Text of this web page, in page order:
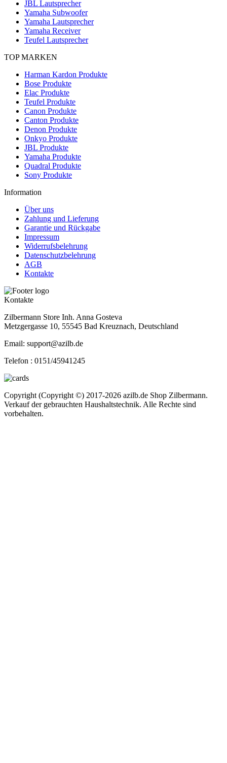
JBL Lautsprecher
Yamaha Subwoofer
Yamaha Lautsprecher
Yamaha Receiver
Teufel Lautsprecher
TOP MARKEN
Harman Kardon Produkte
Bose Produkte
Elac Produkte
Teufel Produkte
Canon Produkte
Canton Produkte
Denon Produkte
Onkyo Produkte
JBL Produkte
Yamaha Produkte
Quadral Produkte
Sony Produkte
Information
Über uns
Zahlung und Lieferung
Garantie und Rückgabe
Impressum
Widerrufsbelehrung
Datenschutzbelehrung
AGB
Kontakte
Kontakte
Zilbermann Store Inh. Anna Gosteva
Metzgergasse 10, 55545 Bad Kreuznach, Deutschland
Email: support@azilb.de
Telefon : 0151/45941245
Copyright (Copyright ©) 2017-2026 azilb.de Shop Zilbermann.
Verkauf der gebrauchten Haushaltstechnik. Alle Rechte sind
vorbehalten.